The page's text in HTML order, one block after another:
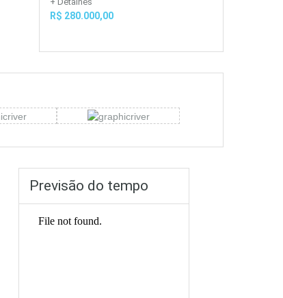
R$ 280.000,00
Previsão do tempo